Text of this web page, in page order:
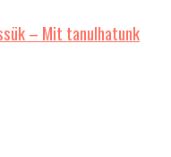
– Mit tanulhatunk